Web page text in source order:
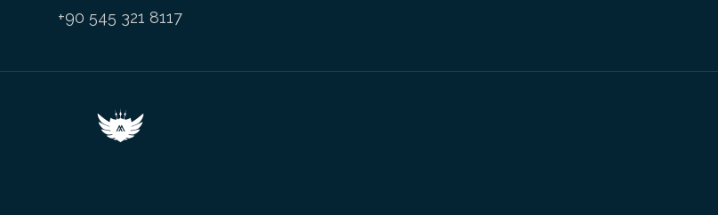
+90 545 321 8117